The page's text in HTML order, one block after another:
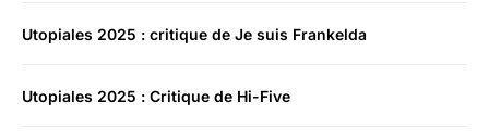
Utopiales 2025 : critique de Je suis Frankelda
Utopiales 2025 : Critique de Hi-Five